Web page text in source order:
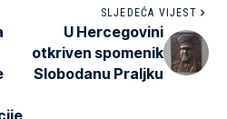
SLJEDEĆA VIJEST
U Hercegovini
otkriven spomenik
Slobodanu Praljku